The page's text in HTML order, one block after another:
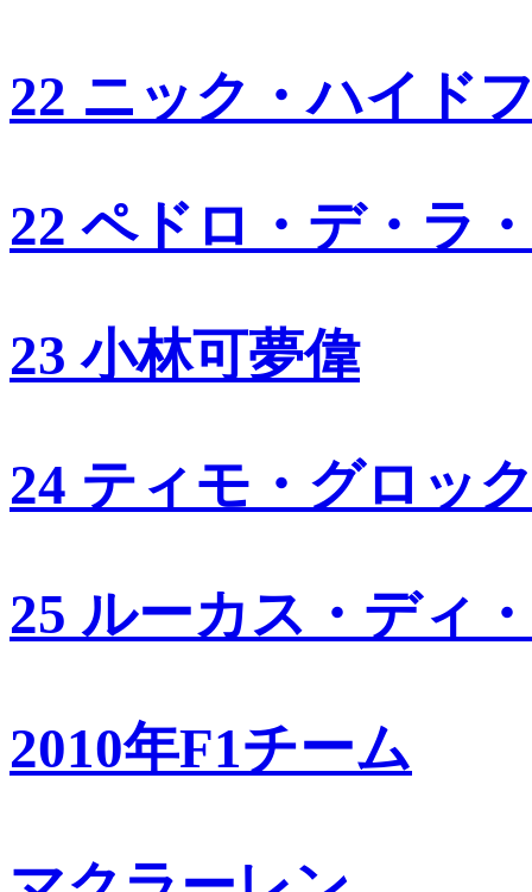
22 ニック・ハイド
22 ペドロ・デ・ラ
23 小林可夢偉
24 ティモ・グロッ
25 ルーカス・ディ
2010年F1チーム